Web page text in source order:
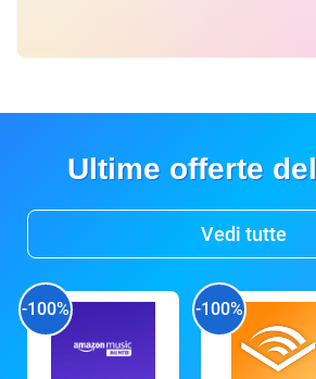
Ultime offerte
Vedi tutte
-100% -100%